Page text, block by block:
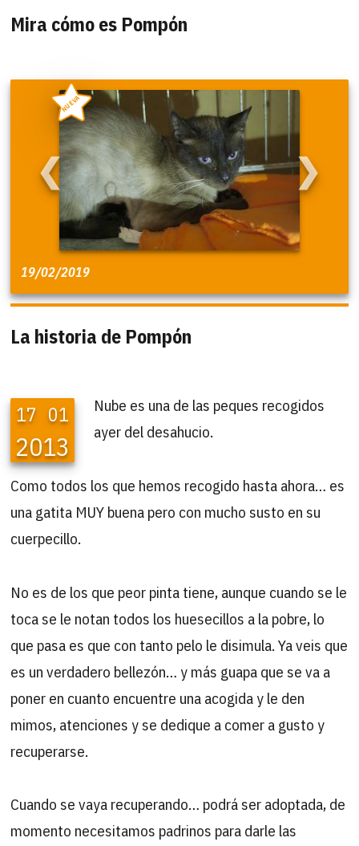
Mira cómo es Pompón
❮ ❯
NUEVA
19/02/2019
La historia de Pompón
17 01
2013
Nube es una de las peques recogidos
ayer del desahucio.
Como todos los que hemos recogido hasta ahora… es
una gatita MUY buena pero con mucho susto en su
cuerpecillo.
No es de los que peor pinta tiene, aunque cuando se le
toca se le notan todos los huesecillos a la pobre, lo
que pasa es que con tanto pelo le disimula. Ya veis que
es un verdadero bellezón… y más guapa que se va a
poner en cuanto encuentre una acogida y le den
mimos, atenciones y se dedique a comer a gusto y
recuperarse.
Cuando se vaya recuperando… podrá ser adoptada, de
momento necesitamos padrinos para darle las